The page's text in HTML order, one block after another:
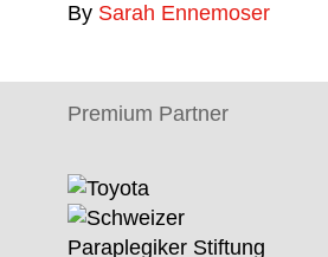
By Sarah Ennemoser
Premium Partner